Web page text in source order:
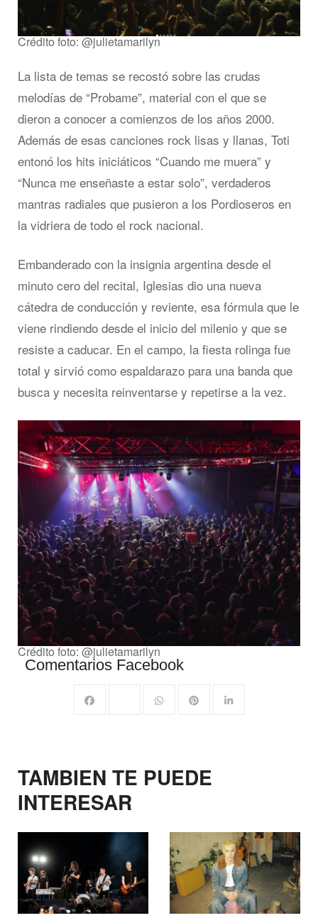
Crédito foto: @julietamarilyn
La lista de temas se recostó sobre las crudas
melodías de “Probame”, material con el que se
dieron a conocer a comienzos de los años 2000.
Además de esas canciones rock lisas y llanas, Toti
entonó los hits iniciáticos “Cuando me muera” y
“Nunca me enseñaste a estar solo”, verdaderos
mantras radiales que pusieron a los Pordioseros en
la vidriera de todo el rock nacional.
Embanderado con la insignia argentina desde el
minuto cero del recital, Iglesias dio una nueva
cátedra de conducción y reviente, esa fórmula que le
viene rindiendo desde el inicio del milenio y que se
resiste a caducar. En el campo, la fiesta rolinga fue
total y sirvió como espaldarazo para una banda que
busca y necesita reinventarse y repetirse a la vez.
Crédito foto: @julietamarilyn
Comentarios Facebook
TAMBIEN TE PUEDE
INTERESAR